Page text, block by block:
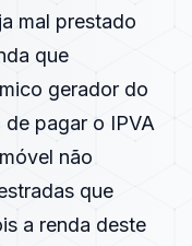
mal prestado
que
gerador do
pagar o IPVA
não
que
a renda deste